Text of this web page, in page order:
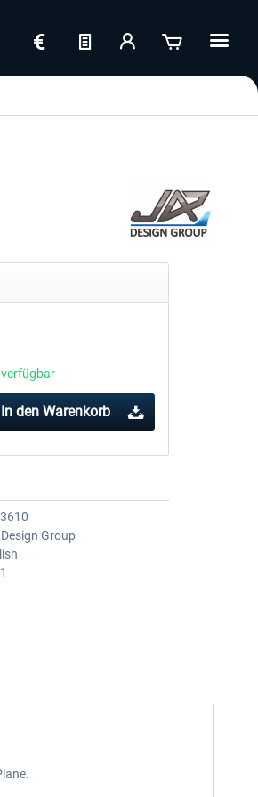
In den Warenkorb
Group